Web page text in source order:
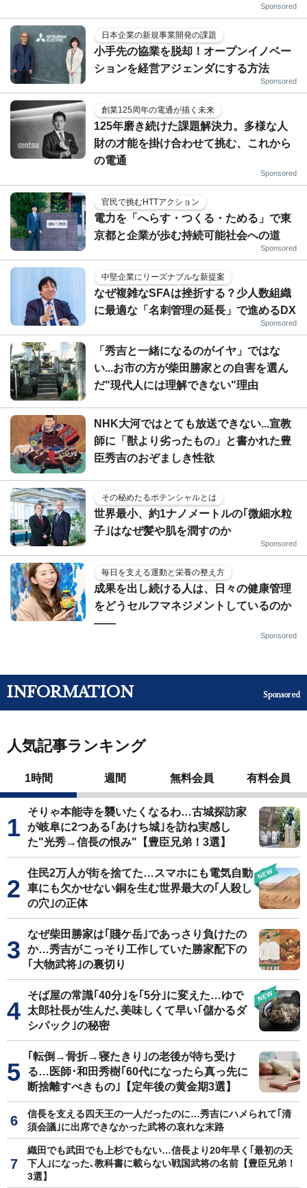
Sponsored
日本企業の新規事業開発の課題
小手先の協業を脱却！オープンイノベー
ションを経営アジェンダにする方法
Sponsored
創業125周年の電通が描く未来
125年磨き続けた課題解決力。多様な人
財の才能を掛け合わせて挑む、これから
の電通
Sponsored
官民で挑むHTTアクション
電力を「へらす・つくる・ためる」で東
京都と企業が歩む持続可能社会への道
Sponsored
中堅企業にリーズナブルな新提案
なぜ複雑なSFAは挫折する？少人数組織
に最適な「名刺管理の延長」で進めるDX
Sponsored
「秀吉と一緒になるのがイヤ」ではな
い...お市の方が柴田勝家との自害を選ん
だ"現代人には理解できない"理由
NHK大河ではとても放送できない...宣教
師に「獣より劣ったもの」と書かれた豊
臣秀吉のおぞましき性欲
その秘めたるポテンシャルとは
世界最小、約1ナノメートルの｢微細水粒
子｣はなぜ髪や肌を潤すのか
Sponsored
毎日を支える運動と栄養の整え方
成果を出し続ける人は、日々の健康管理
をどうセルフマネジメントしているのか
——
Sponsored
INFORMATION Sponsored
人気記事ランキング
1時間 週間 無料会員 有料会員
そりゃ本能寺を襲いたくなるわ…古城探訪家
が岐阜に2つある｢あけち城｣を訪ね実感し
た"光秀→信長の恨み"【豊臣兄弟！3選】
住民2万人が街を捨てた…スマホにも電気自動
車にも欠かせない銅を生む世界最大の｢人殺し
の穴｣の正体
なぜ柴田勝家は｢賤ケ岳｣であっさり負けたの
か…秀吉がこっそり工作していた勝家配下の
｢大物武将｣の裏切り
そば屋の常識｢40分｣を｢5分｣に変えた…ゆで
太郎社長が生んだ､美味しくて早い｢儲かるダ
シパック｣の秘密
｢転倒→骨折→寝たきり｣の老後が待ち受け
る…医師･和田秀樹｢60代になったら真っ先に
断捨離すべきもの｣【定年後の黄金期3選】
信長を支える四天王の一人だったのに…秀吉にハメられて｢清
須会議｣に出席できなかった武将の哀れな末路
織田でも武田でも上杉でもない…信長より20年早く｢最初の天
下人｣になった､教科書に載らない戦国武将の名前【豊臣兄弟！
3選】